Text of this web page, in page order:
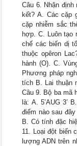
Câu 6. Nhận
kết? A. Các cặp
cặp nhiễm sắc
hợp. C. Luôn tạo
chế các biến dị
thuộc opêron
hành (O). C.
Phương pháp
tích B. Lai thuận
Câu 9. Bộ ba mã
là: A. 5’AUG 3’
điểm nào sau
B. Có tính đặc
11. Loại đột biến
lượng ADN trên